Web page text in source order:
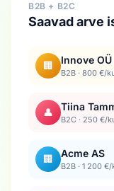
B2B + B2C
Saavad arve
🏢 Innove OÜ
B2B · 800 €/
👤 Tiina
B2C · 250 €/
🏢 Acme AS
B2B · 1 200